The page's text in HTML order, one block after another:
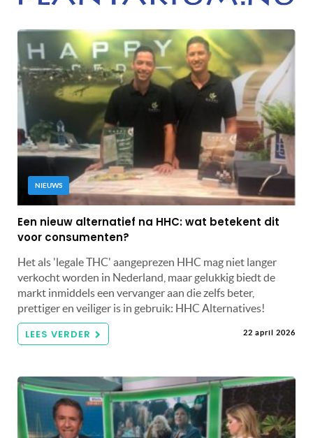
NIEUWS
Een nieuw alternatief na HHC: wat betekent dit
voor consumenten?
Het als 'legale THC' aangeprezen HHC mag niet langer
verkocht worden in Nederland, maar gelukkig biedt de
markt inmiddels een vervanger aan die zelfs beter,
prettiger en veiliger is in gebruik: HHC Alternatives!
LEES VERDER 22 april 2026